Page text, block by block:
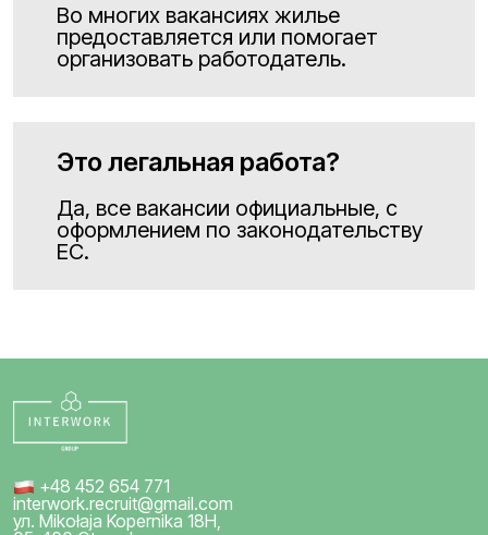
Во многих вакансиях жилье
предоставляется или помогает
организовать работодатель.
Это легальная работа?
Да, все вакансии официальные, с
оформлением по законодательству
ЕС.
+48 452 654 771
interwork.recruit@gmail.com
ул. Mikołaja Kopernika 18H,